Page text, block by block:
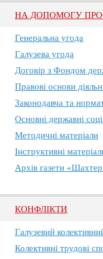
НА ДОПОМОГУ
Генеральна угода
Галузева угода
Договір з Фондом
Правові основи
Законодавча та
Основні державні
Методичні матеріали
Інструктивні
Архів газети
КОНФЛІКТИ
Галузевий
Колективні трудові